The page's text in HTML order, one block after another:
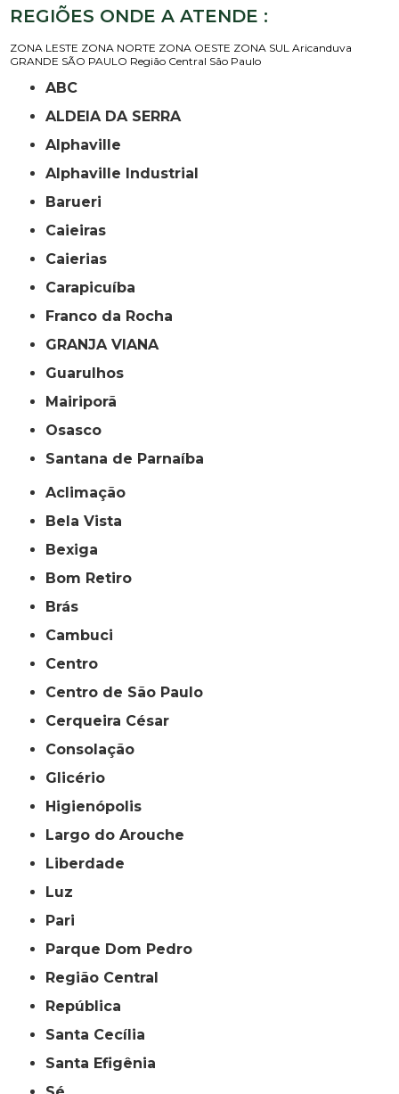
REGIÕES ONDE A ATENDE :
ZONA LESTE ZONA NORTE ZONA OESTE ZONA SUL Aricanduva
GRANDE SÃO PAULO Região Central São Paulo
ABC
ALDEIA DA SERRA
Alphaville
Alphaville Industrial
Barueri
Caieiras
Caierias
Carapicuíba
Franco da Rocha
GRANJA VIANA
Guarulhos
Mairiporã
Osasco
Santana de Parnaíba
Aclimação
Bela Vista
Bexiga
Bom Retiro
Brás
Cambuci
Centro
Centro de São Paulo
Cerqueira César
Consolação
Glicério
Higienópolis
Largo do Arouche
Liberdade
Luz
Pari
Parque Dom Pedro
Região Central
República
Santa Cecília
Santa Efigênia